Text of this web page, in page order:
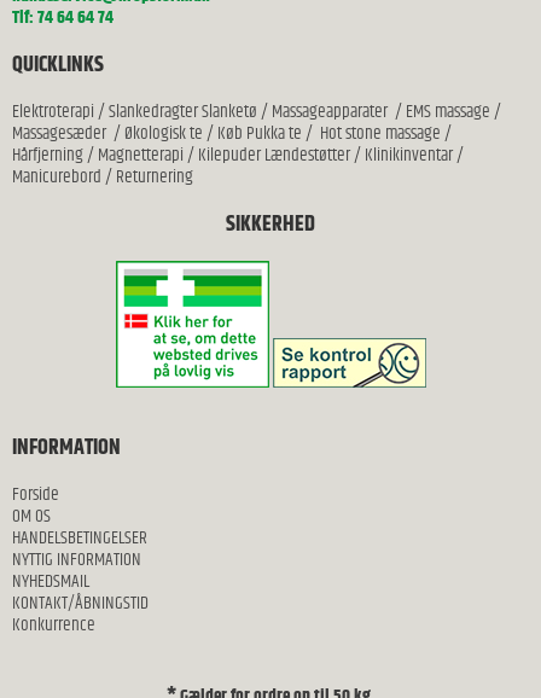
Tlf: 74 64 64 74
QUICKLINKS
Elektroterapi/Slankedragter Slanketø/Massageapparater/EMS massage/
Massagesæder/Økologisk te/Køb Pukka te/ Hot stone massage/
Hårfjerning/Magnetterapi/Kilepuder Lændestøtter/Klinikinventar/
Manicurebord/Returnering
SIKKERHED
INFORMATION
Forside
OM OS
HANDELSBETINGELSER
NYTTIG INFORMATION
NYHEDSMAIL
KONTAKT/ÅBNINGSTID
Konkurrence